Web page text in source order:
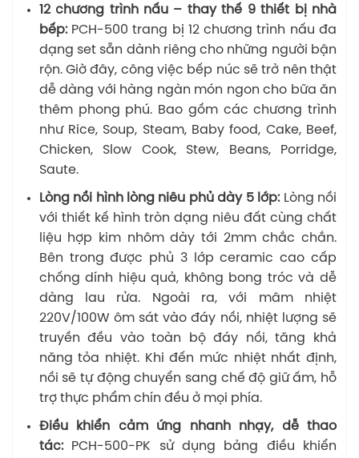
12 chương trình nấu – thay thế 9 thiết bị nhà
bếp:PCH-500 trang bị 12 chương trình nấu đa
dạng set sẵn dành riêng cho những người bận
rộn. Giờ đây, công việc bếp núc sẽ trở nên thật
dễ dàng với hàng ngàn món ngon cho bữa ăn
thêm phong phú. Bao gồm các chương trình
như Rice, Soup, Steam, Baby food, Cake, Beef,
Chicken, Slow Cook, Stew, Beans, Porridge,
Saute.
Lòng nồi hình lòng niêu phủ dày 5 lớp: Lòng nồi
với thiết kế hình tròn dạng niêu đất cùng chất
liệu hợp kim nhôm dày tới 2mm chắc chắn.
Bên trong được phủ 3 lớp ceramic cao cấp
chống dính hiệu quả, không bong tróc và dễ
dàng lau rửa. Ngoài ra, với mâm nhiệt
220V/100W ôm sát vào đáy nồi, nhiệt lượng sẽ
truyền đều vào toàn bộ đáy nồi, tăng khả
năng tỏa nhiệt. Khi đến mức nhiệt nhất định,
nồi sẽ tự động chuyển sang chế độ giữ ấm, hỗ
trợ thực phẩm chín đều ở mọi phía.
Điều khiển cảm ứng nhanh nhạy, dễ thao
tác:PCH-500-PK sử dụng bảng điều khiển